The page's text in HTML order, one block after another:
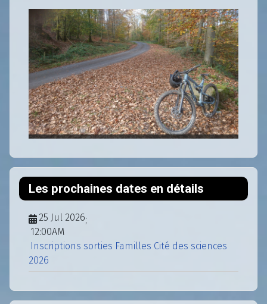
Les prochaines dates en détails
25 Jul 2026;
12:00AM
Inscriptions sorties Familles Cité des sciences
2026